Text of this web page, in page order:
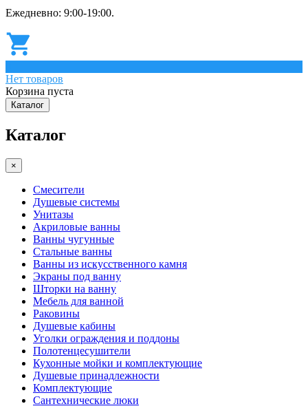
Ежедневно: 9:00-19:00.
Нет товаров
Корзина пуста
Каталог
Каталог
×
Смесители
Душевые системы
Унитазы
Акриловые ванны
Ванны чугунные
Стальные ванны
Ванны из искусственного камня
Экраны под ванну
Шторки на ванну
Мебель для ванной
Раковины
Душевые кабины
Уголки ограждения и поддоны
Полотенцесушители
Кухонные мойки и комплектующие
Душевые принадлежности
Комплектующие
Сантехнические люки